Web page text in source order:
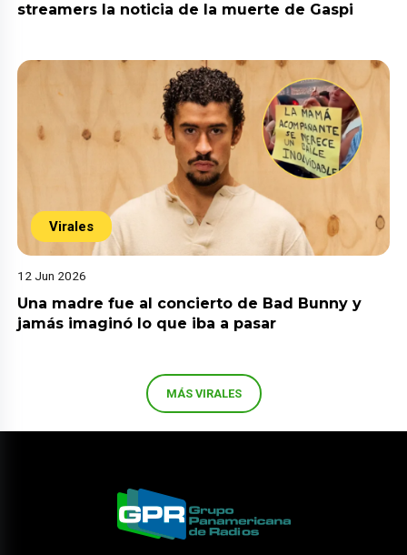
streamers la noticia de la muerte de Gaspi
Virales
12 Jun 2026
Una madre fue al concierto de Bad Bunny y
jamás imaginó lo que iba a pasar
MÁS VIRALES